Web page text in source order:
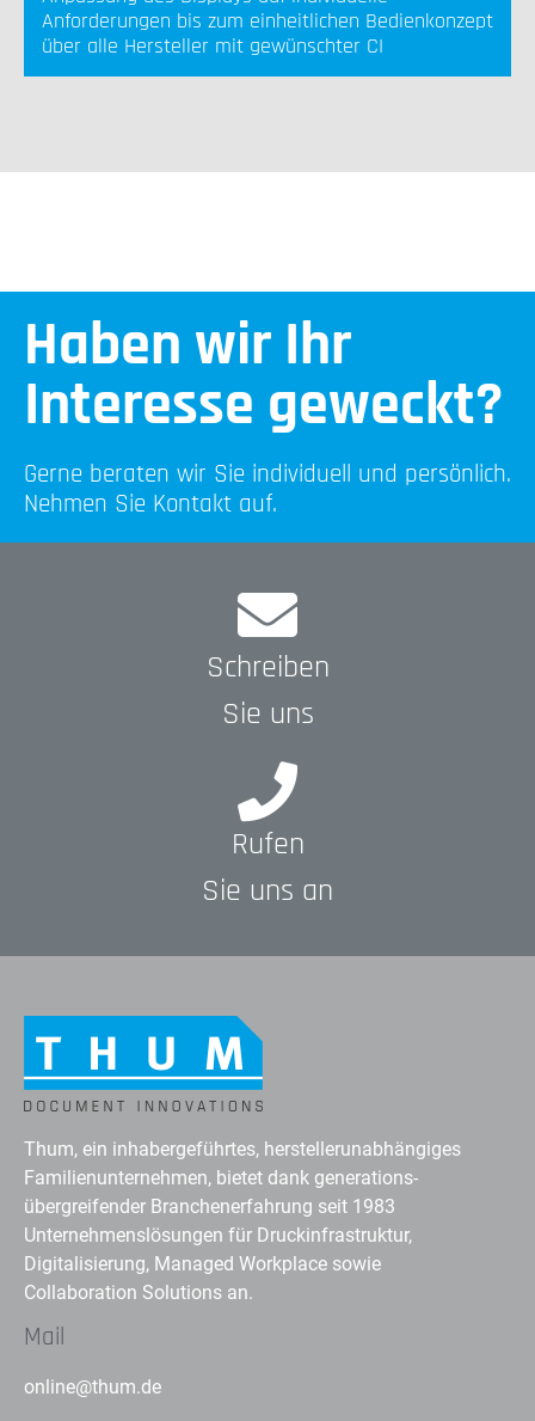
Anforderungen bis zum einheitlichen Bedienkonzept
über alle Hersteller mit gewünschter CI
Haben wir Ihr
Interesse geweckt?
Gerne beraten wir Sie individuell und persönlich.
Nehmen Sie Kontakt auf.
Schreiben
Sie uns
Rufen
Sie uns an
Thum, ein inhabergeführtes, herstellerunabhängiges
Familienunternehmen, bietet dank generations-
übergreifender Branchenerfahrung seit 1983
Unternehmenslösungen für Druckinfrastruktur,
Digitalisierung, Managed Workplace sowie
Collaboration Solutions an.
Mail
online@thum.de